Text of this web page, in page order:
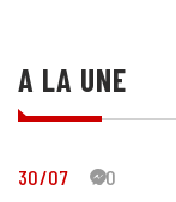
A LA UNE
30/07 30